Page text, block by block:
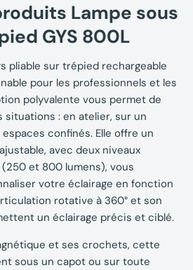
Lampe sous
GYS 800L
pliable sur trépied rechargeable
pour les professionnels et les
polyvalente vous permet de
situations : en atelier, sur un
confinés. Elle offre un
avec deux niveaux
et 800 lumens), vous
votre éclairage en fonction
rotative à 360° et son
un éclairage précis et ciblé.
et ses crochets, cette
sous un capot ou sur toute